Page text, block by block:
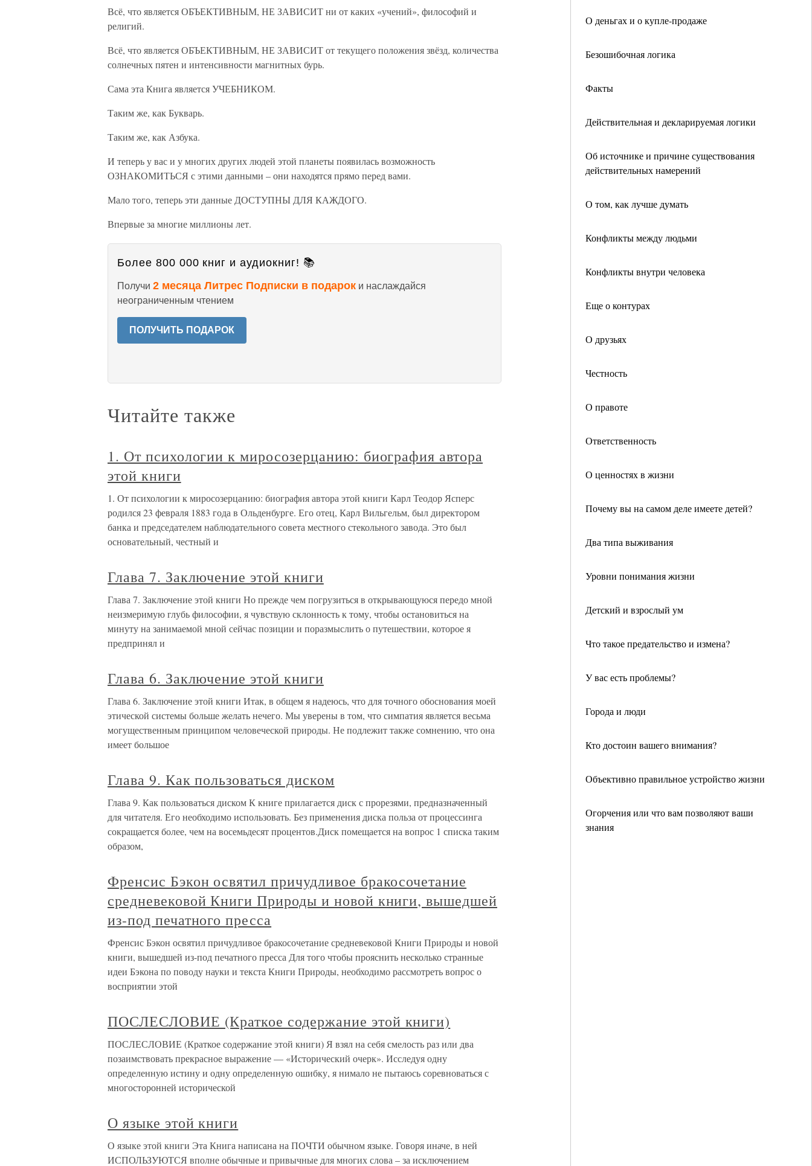
О деньгах и о купле-продаже
Безошибочная логика
Факты
Действительная и декларируемая логики
Об источнике и причине существования
действительных намерений
О том, как лучше думать
Конфликты между людьми
Конфликты внутри человека
Еще о контурах
О друзьях
Честность
О правоте
Ответственность
О ценностях в жизни
Почему вы на самом деле имеете детей?
Два типа выживания
Уровни понимания жизни
Детский и взрослый ум
Что такое предательство и измена?
У вас есть проблемы?
Города и люди
Кто достоин вашего внимания?
Объективно правильное устройство жизни
Огорчения или что вам позволяют ваши
знания
Всё, что является ОБЪЕКТИВНЫМ, НЕ ЗАВИСИТ ни от каких «учений», философий и
религий.
Всё, что является ОБЪЕКТИВНЫМ, НЕ ЗАВИСИТ от текущего положения звёзд, количества
солнечных пятен и интенсивности магнитных бурь.
Сама эта Книга является УЧЕБНИКОМ.
Таким же, как Букварь.
Таким же, как Азбука.
И теперь у вас и у многих других людей этой планеты появилась возможность
ОЗНАКОМИТЬСЯ с этими данными – они находятся прямо перед вами.
Мало того, теперь эти данные ДОСТУПНЫ ДЛЯ КАЖДОГО.
Впервые за многие миллионы лет.
Более 800 000 книг и аудиокниг! 📚
Получи 2 месяца Литрес Подписки в подарок и наслаждайся
неограниченным чтением
ПОЛУЧИТЬ ПОДАРОК
Читайте также
1. От психологии к миросозерцанию: биография автора
этой книги
1. От психологии к миросозерцанию: биография автора этой книги Карл Теодор Ясперс
родился 23 февраля 1883 года в Ольденбурге. Его отец, Карл Вильгельм, был директором
банка и председателем наблюдательного совета местного стекольного завода. Это был
основательный, честный и
Глава 7. Заключение этой книги
Глава 7. Заключение этой книги Но прежде чем погрузиться в открывающуюся передо мной
неизмеримую глубь философии, я чувствую склонность к тому, чтобы остановиться на
минуту на занимаемой мной сейчас позиции и поразмыслить о путешествии, которое я
предпринял и
Глава 6. Заключение этой книги
Глава 6. Заключение этой книги Итак, в общем я надеюсь, что для точного обоснования моей
этической системы больше желать нечего. Мы уверены в том, что симпатия является весьма
могущественным принципом человеческой природы. Не подлежит также сомнению, что она
имеет большое
Глава 9. Как пользоваться диском
Глава 9. Как пользоваться диском К книге прилагается диск с прорезями, предназначенный
для читателя. Его необходимо использовать. Без применения диска польза от процессинга
сокращается более, чем на восемьдесят процентов.Диск помещается на вопрос 1 списка таким
образом,
Френсис Бэкон освятил причудливое бракосочетание
средневековой Книги Природы и новой книги, вышедшей
из-под печатного пресса
Френсис Бэкон освятил причудливое бракосочетание средневековой Книги Природы и новой
книги, вышедшей из-под печатного пресса Для того чтобы прояснить несколько странные
идеи Бэкона по поводу науки и текста Книги Природы, необходимо рассмотреть вопрос о
восприятии этой
ПОСЛЕСЛОВИЕ (Краткое содержание этой книги)
ПОСЛЕСЛОВИЕ (Краткое содержание этой книги) Я взял на себя смелость раз или два
позаимствовать прекрасное выражение — «Исторический очерк». Исследуя одну
определенную истину и одну определенную ошибку, я нимало не пытаюсь соревноваться с
многосторонней исторической
О языке этой книги
О языке этой книги Эта Книга написана на ПОЧТИ обычном языке. Говоря иначе, в ней
ИСПОЛЬЗУЮТСЯ вполне обычные и привычные для многих слова – за исключением